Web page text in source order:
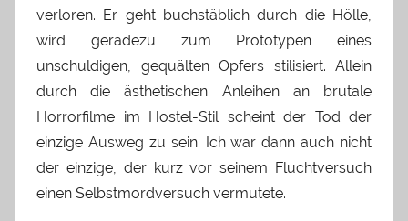
verloren. Er geht buchstäblich durch die Hölle,
wird geradezu zum Prototypen eines
unschuldigen, gequälten Opfers stilisiert. Allein
durch die ästhetischen Anleihen an brutale
Horrorfilme im Hostel-Stil scheint der Tod der
einzige Ausweg zu sein. Ich war dann auch nicht
der einzige, der kurz vor seinem Fluchtversuch
einen Selbstmordversuch vermutete.